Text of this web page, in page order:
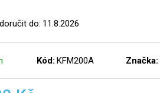
do: 11.8.2026
Kód: KFM200A Značka: